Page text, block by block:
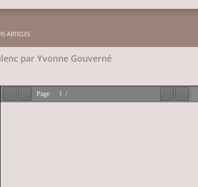
ARTICLES
par Yvonne Gouverné